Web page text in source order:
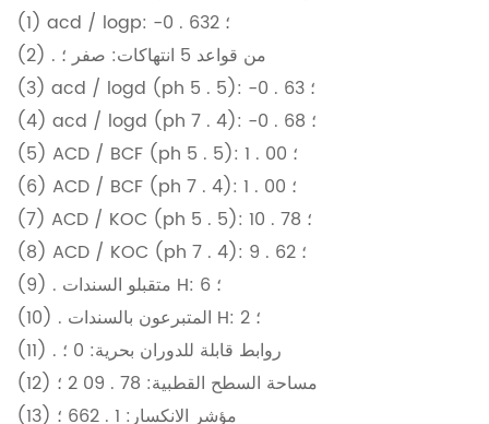
(1) acd / logp: -0 . 632 ؛
(2) . من قواعد 5 انتهاكات: صفر ؛
(3) acd / logd (ph 5 . 5): -0 . 63 ؛
(4) acd / logd (ph 7 . 4): -0 . 68 ؛
(5) ACD / BCF (ph 5 . 5): 1 . 00 ؛
(6) ACD / BCF (ph 7 . 4): 1 . 00 ؛
(7) ACD / KOC (ph 5 . 5): 10 . 78 ؛
(8) ACD / KOC (ph 7 . 4): 9 . 62 ؛
(9) . متقبلو السندات H: 6 ؛
(10) . المتبرعون بالسندات H: 2 ؛
(11) . روابط قابلة للدوران بحرية: 0 ؛
(12) مساحة السطح القطبية: 78 . 09 2 ؛
(13) مؤشر الانكسار: 1 . 662 ؛